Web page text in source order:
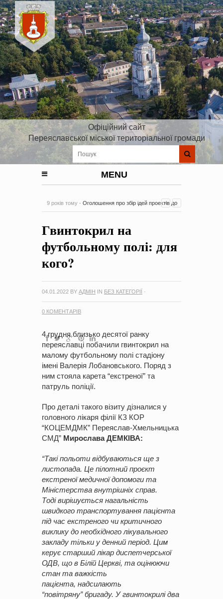
Офіційний сайт
Переяславської міської територіальної громади
MENU
9 років тому - Оголошення про збір ідей проектів до
на період 2018 – 2020 роки Оголошення про збір ідей
0 Коментарів
Гвинтокрил на
футбольному полі: для
кого?
04.01.2022 BY АДМІН IN БЕЗ КАТЕГОРІЇ ·
0 КОМЕНТАРІВ
4 грудня близько десятої ранку
переяславці побачили гвинтокрил на
малому футбольному полі стадіону
імені Валерія Лобановського. Поряд з
ним стояла карета “екстреної” та
патруль поліції.
Про деталі такого візиту дізналися у
головного лікаря філії КЗ КОР
“КОЦЕМДМК” Переяслав-Хмельницька
СМД” Мирослава ДЕМКІВА:
“Такі польоти відбуваються ще з
листопада. Це пілотний проєкт
екстреної медичної допомоги та
Міністерства внутрішніх справ.
Тоді вирішується нагальність
швидкого транспортування пацієнта
під час екстреного чи критичного
виклику до необхідного лікувального
закладу тільки у денний період. Цим
керує старший лікар диспетчерської
ОДВ, що в Білій Церкві, та оцінюючи
стан та важкість
пацієнта, надсилають
“повітряну” бригаду. У гвинтокрилі два